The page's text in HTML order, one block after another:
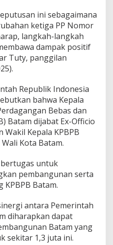
ini sebagaimana
ketiga PP Nomor
langkah-langkah
dampak positif
Tuty, panggilan
Republik Indonesia
bahwa Kepala
Bebas dan
Batam dijabat Ex-Officio
Wakil Kepala KPBPB
Kota Batam.
bertugas untuk
pembangunan serta
KPBPB Batam.
antara Pemerintah
diharapkan dapat
Batam yang
sekitar 1,3 juta ini.